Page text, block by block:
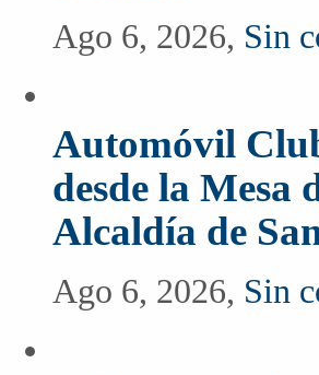
Ago 6, 2026, Sin
Automóvil
desde la Mesa
Alcaldía de
Ago 6, 2026, Sin